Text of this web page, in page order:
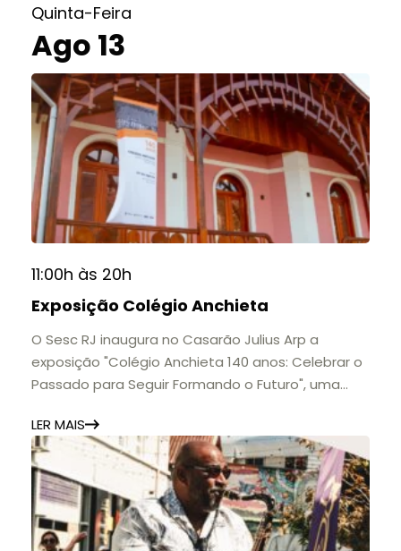
Quinta-Feira
Ago 13
11:00h às 20h
Exposição Colégio Anchieta
O Sesc RJ inaugura no Casarão Julius Arp a
exposição "Colégio Anchieta 140 anos: Celebrar o
Passado para Seguir Formando o Futuro", uma
importantes instituições de ensino de Nova
Friburgo e do Brasil.
A mostra convida o público a conhecer o legado
do Colégio Anchieta por meio de documentos,
histórias e marcos que evidenciam sua
contribuição para a educação, a cultura e a
LER MAIS